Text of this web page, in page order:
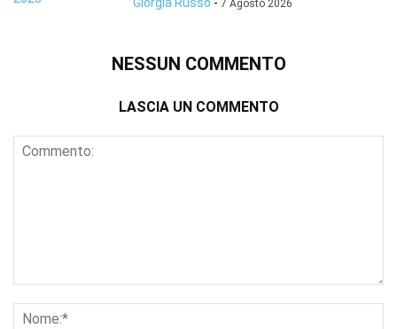
7 Agosto 2026
NESSUN COMMENTO
LASCIA UN COMMENTO